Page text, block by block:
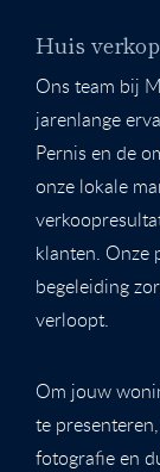
Huis
Ons team bij
jarenlange
Pernis en de
onze lokale
klanten. Onze
begeleiding
verloopt.
Om jouw
te
fotografie en